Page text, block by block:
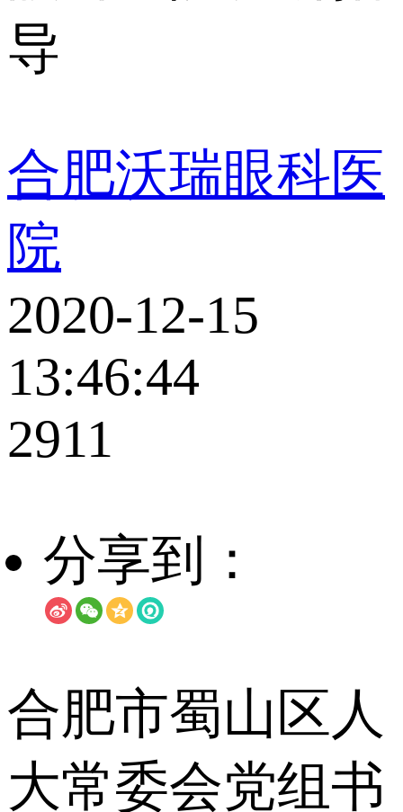
导
合肥沃瑞眼科医
院
2020-12-15
13:46:44
2911
分享到：
合肥市蜀山区人
大常委会党组书